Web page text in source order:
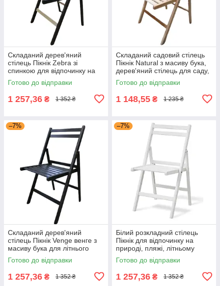
Складаний дерев'яний
стілець Пікнік Zebra зі
спинкою для відпочинку на
природі, портативний
туристичний стілець Мікс
Готово до відправки
1 257,36 ₴ 1 352 ₴
Складаний садовий стілець
Пікнік Natural з масиву бука,
дерев'яний стілець для саду,
дачі та літнього кафе Мікс
Мебель
Готово до відправки
1 148,55 ₴ 1 235 ₴
–7%
Складаний дерев'яний
стілець Пікнік Venge венге з
масиву бука для літнього
майданчика, тераси та кафе
Мікс Мебель
Готово до відправки
1 257,36 ₴ 1 352 ₴
–7%
Білий розкладний стілець
Пікнік для відпочинку на
природі, пляжі, літньому
кафе, саду, дачі,цернмоній
Мікс Меблі
Готово до відправки
1 257,36 ₴ 1 352 ₴